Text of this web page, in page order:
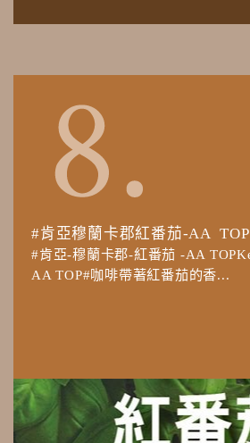
#肯亞穆蘭卡郡紅番茄-AA TOP
#肯亞-穆蘭卡郡-紅番茄 -AA
AA TOP#咖啡帶著紅番茄的香...